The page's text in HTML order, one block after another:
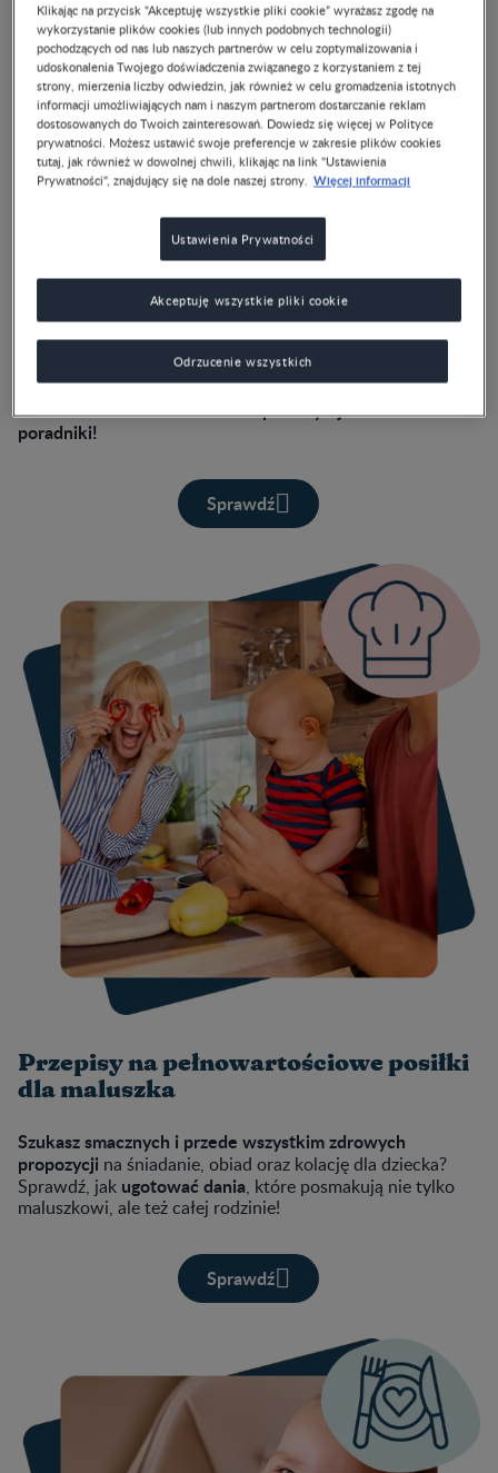
Bycie mamą lub tatą to naprawdę nie lada wyzwanie!Jeśli
, jak wspólnie spędzić święta, każdego
dnia wspierać odporność dziecka albo jak przygotować
dziecko do żłobka – koniecznieprzeczytajcie nasze
poradniki!
Sprawdź
Przepisy na pełnowartościowe posiłki
dla maluszka
Szukasz smacznych i przede wszystkim zdrowych
propozycji na śniadanie, obiad oraz kolację dla dziecka?
Sprawdź, jak ugotować dania, które posmakują nie tylko
maluszkowi, ale też całej rodzinie!
Sprawdź
Klikając na przycisk “Akceptuję wszystkie pliki cookie” wyrażasz zgodę na
wykorzystanie plików cookies (lub innych podobnych technologii)
pochodzących od nas lub naszych partnerów w celu zoptymalizowania i
udoskonalenia Twojego doświadczenia związanego z korzystaniem z tej
strony, mierzenia liczby odwiedzin, jak również w celu gromadzenia istotnych
informacji umożliwiających nam i naszym partnerom dostarczanie reklam
dostosowanych do Twoich zainteresowań. Dowiedz się więcej w Polityce
prywatności. Możesz ustawić swoje preferencje w zakresie plików cookies
tutaj, jak również w dowolnej chwili, klikając na link "Ustawienia
Prywatności", znajdujący się na dole naszej strony. Więcej informacji
Ustawienia Prywatności
Odrzucenie wszystkich
Akceptuję wszystkie pliki cookie